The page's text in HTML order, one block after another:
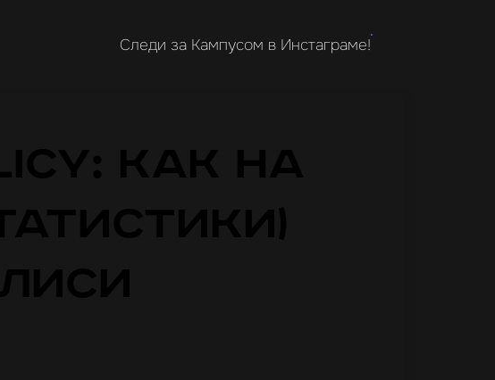
Следи за Кампусом в Инстаграме!